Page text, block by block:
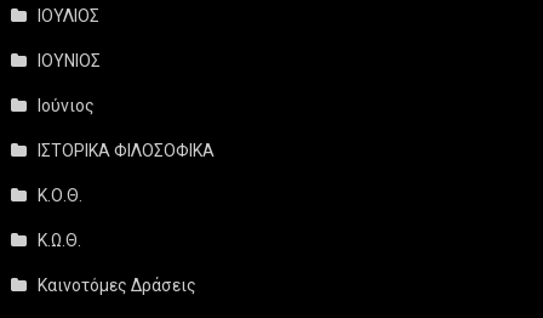
ΙΟΥΛΙΟΣ
ΙΟΥΝΙΟΣ
Ιούνιος
ΙΣΤΟΡΙΚΑ ΦΙΛΟΣΟΦΙΚΑ
Κ.Ο.Θ.
Κ.Ω.Θ.
Καινοτόμες Δράσεις